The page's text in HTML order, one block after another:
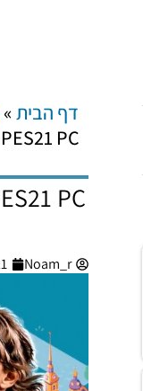
דף הבית»
Noam_r